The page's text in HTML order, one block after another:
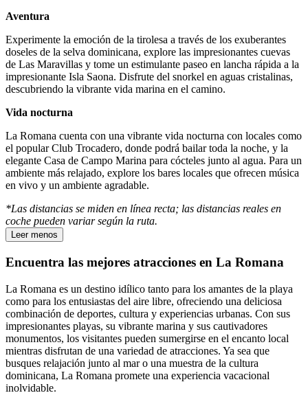
Aventura
Experimente la emoción de la tirolesa a través de los exuberantes
doseles de la selva dominicana, explore las impresionantes cuevas
de Las Maravillas y tome un estimulante paseo en lancha rápida a la
impresionante Isla Saona. Disfrute del snorkel en aguas cristalinas,
descubriendo la vibrante vida marina en el camino.
Vida nocturna
La Romana cuenta con una vibrante vida nocturna con locales como
el popular Club Trocadero, donde podrá bailar toda la noche, y la
elegante Casa de Campo Marina para cócteles junto al agua. Para un
ambiente más relajado, explore los bares locales que ofrecen música
en vivo y un ambiente agradable.
*Las distancias se miden en línea recta; las distancias reales en
coche pueden variar según la ruta.
Leer menos
Encuentra las mejores atracciones en La Romana
La Romana es un destino idílico tanto para los amantes de la playa
como para los entusiastas del aire libre, ofreciendo una deliciosa
combinación de deportes, cultura y experiencias urbanas. Con sus
impresionantes playas, su vibrante marina y sus cautivadores
monumentos, los visitantes pueden sumergirse en el encanto local
mientras disfrutan de una variedad de atracciones. Ya sea que
busques relajación junto al mar o una muestra de la cultura
dominicana, La Romana promete una experiencia vacacional
inolvidable.